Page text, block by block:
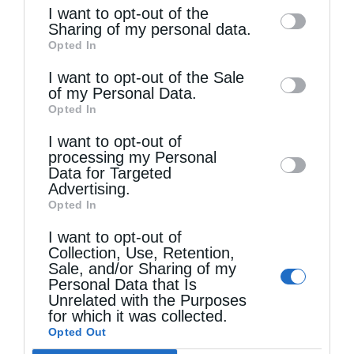
information by third parties on the IAB’s list
of downstream participants. This
information may also be disclosed by us to
third parties on theIAB’s List of
Downstream Participants
disclose it to other third parties.
I want to opt-out of the
Sharing of my personal data.
Opted In
I want to opt-out of the Sale
of my Personal Data.
Opted In
I want to opt-out of
processing my Personal
Data for Targeted
Advertising.
Opted In
I want to opt-out of
Collection, Use, Retention,
Sale, and/or Sharing of my
Personal Data that Is
Unrelated with the Purposes
for which it was collected.
Opted Out
Θεία Λειτουργία στο Μασταμπά Ηρακλείου